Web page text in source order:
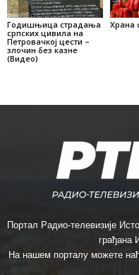
Годишњица страдања
српских цивила на
Петровачкој цести –
злочин без казне
(Видео)
Храна
Портал Радио-телевизије
грађана
На нашем порталу можете